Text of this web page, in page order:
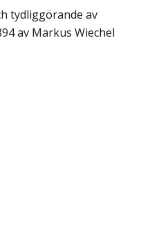
tydliggörande av
av Markus Wiechel